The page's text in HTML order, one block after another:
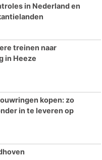
in Nederland en
treinen naar
in Heeze
kopen: zo
in te leveren op